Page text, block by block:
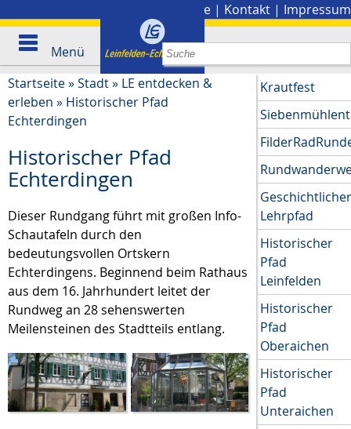
Presse | Kontakt | Impressum
Menü
Startseite»Stadt» LE entdecken &
erleben » Historischer Pfad
Echterdingen
Historischer Pfad
Echterdingen
Dieser Rundgang führt mit großen Info-
Schautafeln durch den
bedeutungsvollen Ortskern
Echterdingens. Beginnend beim Rathaus
aus dem 16. Jahrhundert leitet der
Rundweg an 28 sehenswerten
Meilensteinen des Stadtteils entlang.
Krautfest
Lehrpfad
Historischer
Pfad
Leinfelden
Historischer
Pfad
Oberaichen
Historischer
Pfad
Unteraichen